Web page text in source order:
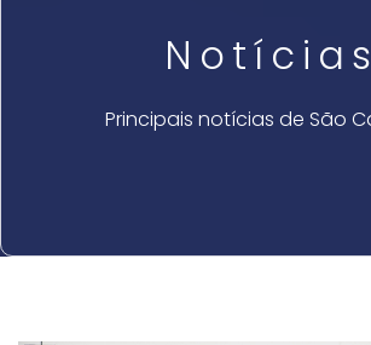
Notícias
Principais notícias de São